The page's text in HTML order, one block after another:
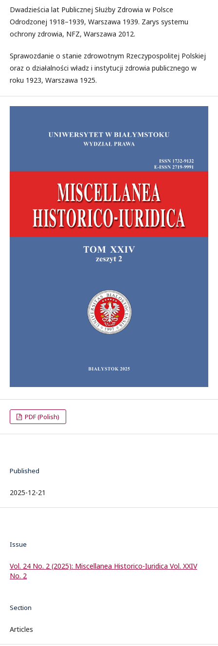
Dwadzieścia lat Publicznej Służby Zdrowia w Polsce
Odrodzonej 1918–1939, Warszawa 1939. Zarys systemu
ochrony zdrowia, NFZ, Warszawa 2012.
Sprawozdanie o stanie zdrowotnym Rzeczypospolitej Polskiej
oraz o działalności władz i instytucji zdrowia publicznego w
roku 1923, Warszawa 1925.
PDF (Polish)
Published
2025-12-21
Issue
Vol. 24 No. 2 (2025): Miscellanea Historico-Iuridica Vol. XXIV
No. 2
Section
Articles